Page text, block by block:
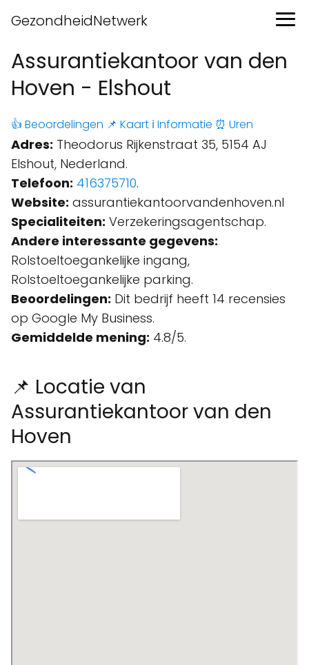
GezondheidNetwerk
Assurantiekantoor van den
Hoven - Elshout
👍 Beoordelingen 📌 Kaart ℹ️ Informatie ⏰ Uren
Adres: Theodorus Rijkenstraat 35, 5154 AJ
Elshout, Nederland.
Telefoon: 416375710.
Website: assurantiekantoorvandenhoven.nl
Specialiteiten: Verzekeringsagentschap.
Andere interessante gegevens:
Rolstoeltoegankelijke ingang,
Rolstoeltoegankelijke parking.
Beoordelingen: Dit bedrijf heeft 14 recensies
op Google My Business.
Gemiddelde mening: 4.8/5.
📌 Locatie van
Assurantiekantoor van den
Hoven